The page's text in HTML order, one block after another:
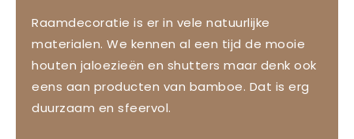
Raamdecoratie is er in vele natuurlijke
materialen. We kennen al een tijd de mooie
houten jaloezieën en shutters maar denk ook
eens aan producten van bamboe. Dat is erg
duurzaam en sfeervol.